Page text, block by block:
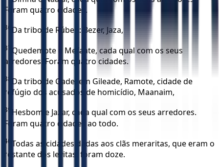
Foram quatro cidades.
36 Da tribo de Rúben: Bezer, Jaza,
37 Quedemote e Mefaate, cada qual com os seus
arredores. Foram quatro cidades.
38 Da tribo de Gade: em Gileade, Ramote, cidade de
refúgio dos acusados de homicídio, Maanaim,
39 Hesbom e Jazar, cada qual com os seus arredores.
Foram quatro cidades ao todo.
40 Todas as cidades dadas aos clãs meraritas, que eram o
restante dos levitas, foram doze.